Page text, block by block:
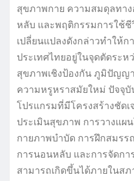
สุขภาพกาย ความสมดุลท
หลับ และพฤติกรรมการใช้
เปลี่ยนแปลงดังกล่าวทำให้ก
ประเทศไทยอยู่ในจุดตัดระห
สุขภาพเชิงป้องกัน ภูมิปัญญ
ความหรูหราสมัยใหม่ ปัจจุบั
โปรแกรมที่มีโครงสร้างชัด
ประเมินสุขภาพ การวางแผ
กายภาพบำบัด การฝึกสมรร
การนอนหลับ และการจัดก
สามารถเกิดขึ้นได้ภายในส